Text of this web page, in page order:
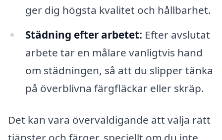
ger dig högsta kvalitet och hållbarhet.
Städning efter arbetet: Efter avslutat
arbete tar en målare vanligtvis hand
om städningen, så att du slipper tänka
på överblivna färgfläckar eller skräp.
Det kan vara överväldigande att välja rätt